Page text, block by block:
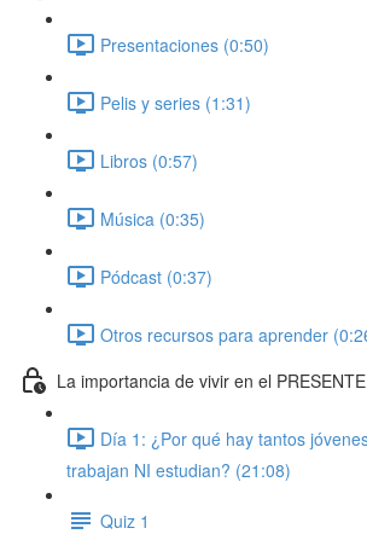
Presentaciones (0:50)
Pelis y series (1:31)
Libros (0:57)
Música (0:35)
Pódcast (0:37)
Otros recursos para aprender
La importancia de vivir en el
Día 1: ¿Por qué hay tantos
trabajan NI estudian? (21:08)
Quiz 1